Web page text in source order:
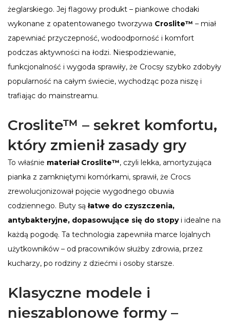
żeglarskiego. Jej flagowy produkt – piankowe chodaki
wykonane z opatentowanego tworzywa Croslite™ – miał
zapewniać przyczepność, wodoodporność i komfort
podczas aktywności na łodzi. Niespodziewanie,
funkcjonalność i wygoda sprawiły, że Crocsy szybko zdobyły
popularność na całym świecie, wychodząc poza niszę i
trafiając do mainstreamu.
Croslite™ – sekret komfortu,
który zmienił zasady gry
To właśnie materiał Croslite™, czyli lekka, amortyzująca
pianka z zamkniętymi komórkami, sprawił, że Crocs
zrewolucjonizował pojęcie wygodnego obuwia
codziennego. Buty sąłatwe do czyszczenia,
antybakteryjne, dopasowujące się do stopyi idealne na
każdą pogodę. Ta technologia zapewniła marce lojalnych
użytkowników – od pracowników służby zdrowia, przez
kucharzy, po rodziny z dziećmi i osoby starsze.
Klasyczne modele i
nieszablonowe formy –